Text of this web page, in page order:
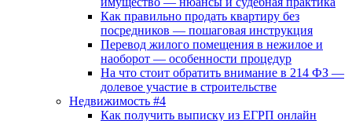
Как правильно продать квартиру без
посредников — пошаговая инструкция
Перевод жилого помещения в нежилое и
наоборот — особенности процедур
На что стоит обратить внимание в 214 ФЗ —
долевое участие в строительстве
Недвижимость #4
Как получить выписку из ЕГРП онлайн